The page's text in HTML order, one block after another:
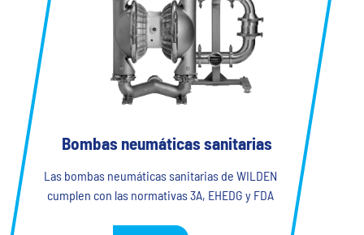
Bombas neumáticas sanitarias
Las bombas neumáticas sanitarias de WILDEN
cumplen con las normativas 3A, EHEDG y FDA